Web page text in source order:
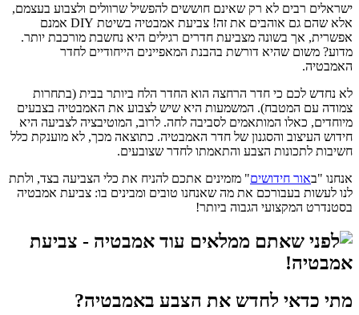
ישראלים רבים לא רק שאינם חוששים להפשיל שרוולים ולצבוע בעצמם,
אלא שהם גם אוהבים את זה! צביעת אמבטיה בשיטת DIY אמנם
אפשרית, אך בשונה מצביעת חדרים רגילים היא נחשבת מורכבת יותר.
מדוע? משום שהיא דורשת בהבנת המאפיינים הייחודיים לחדר
האמבטיה.
לא נחדש לכם כי חדר הרחצה הוא החדר הלח ביותר בבית (בתחרות
צמודה עם המטבח). המשמעות היא שיש לצבוע את האמבטיה בצבעים
מיוחדים, כאלו המותאמים לסביבה לחה. לרוב, המוטיבציה לצביעה היא
חידוש העיצוב והסגנון של חדר האמבטיה. כתוצאה מכך, לא מוענקת כלל
חשיבות לתכונות הצבע והתאמתו לחדר שצובעים.
אנחנו "באור חידושים" מזמינים אתכם להניח את כלי הצביעה בצד, ולתת
לנו לעשות בעבורכם את מה שאנחנו טובים ומבינים בו: צביעת אמבטיה
בסטנדרט המקצועי הגבוה ביותר!
מתי כדאי לחדש את הצבע באמבטיה?